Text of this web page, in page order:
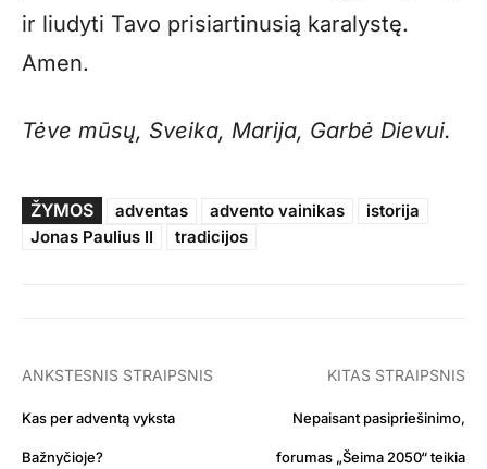
ir liudyti Tavo prisiartinusią karalystę.
Amen.
Tėve mūsų, Sveika, Marija, Garbė Dievui.
ŽYMOS adventas advento vainikas
istorija
Jonas Paulius II
tradicijos
ANKSTESNIS STRAIPSNIS
Kas per adventą vyksta
Bažnyčioje?
KITAS STRAIPSNIS
Nepaisant pasipriešinimo,
forumas „Šeima 2050“ teikia